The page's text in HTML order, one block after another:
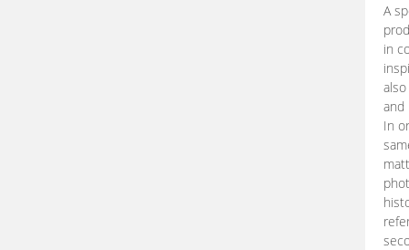
A
in
and
In